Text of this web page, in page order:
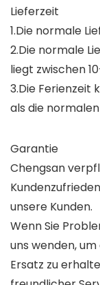
Lieferzeit
1.Die normale
2.Die normale
liegt zwischen
3.Die Ferienzeit
als die
Garantie
Chengsan
unsere Kunden.
Wenn Sie
uns wenden,
Ersatz zu